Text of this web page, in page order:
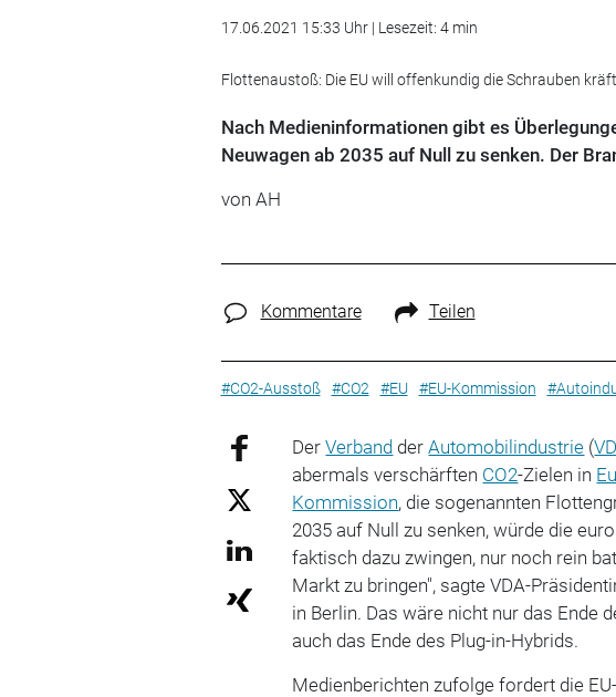
17.06.2021 15:33 Uhr | Lesezeit: 4 min
Flottenaustoß: Die EU will offenkundig die Schrauben
Nach Medieninformationen gibt es
Neuwagen ab 2035 auf Null zu senken. Der
von AH
Kommentare Teilen
#CO2-Ausstoß #CO2 #EU #EU-Kommission
DerVerband derAutomobilindustrie (
abermals verschärften CO2-Zielen in
Kommission, die sogenannten
2035 auf Null zu senken, würde die
faktisch dazu zwingen, nur noch rein
Markt zu bringen", sagte VDA-
in Berlin. Das wäre nicht nur das Ende
auch das Ende des Plug-in-Hybrids.
Medienberichten zufolge fordert die